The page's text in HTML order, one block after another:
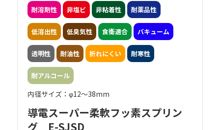
耐溶剤性 非塩ビ 非粘着性 耐薬品性
低溶出性 低臭気性 食衛適合 バキューム
透明性 耐油性 折れにくい 耐寒性
耐アルコール
内径サイズ：φ12～38mm
導電スーパー柔軟フッ素スプリン
グ E-SJSD